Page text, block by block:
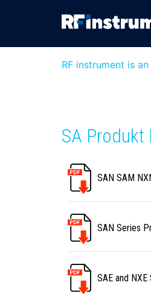
RF instrument is
SA Produkt
SAN SAM
SAN Series
SAE and